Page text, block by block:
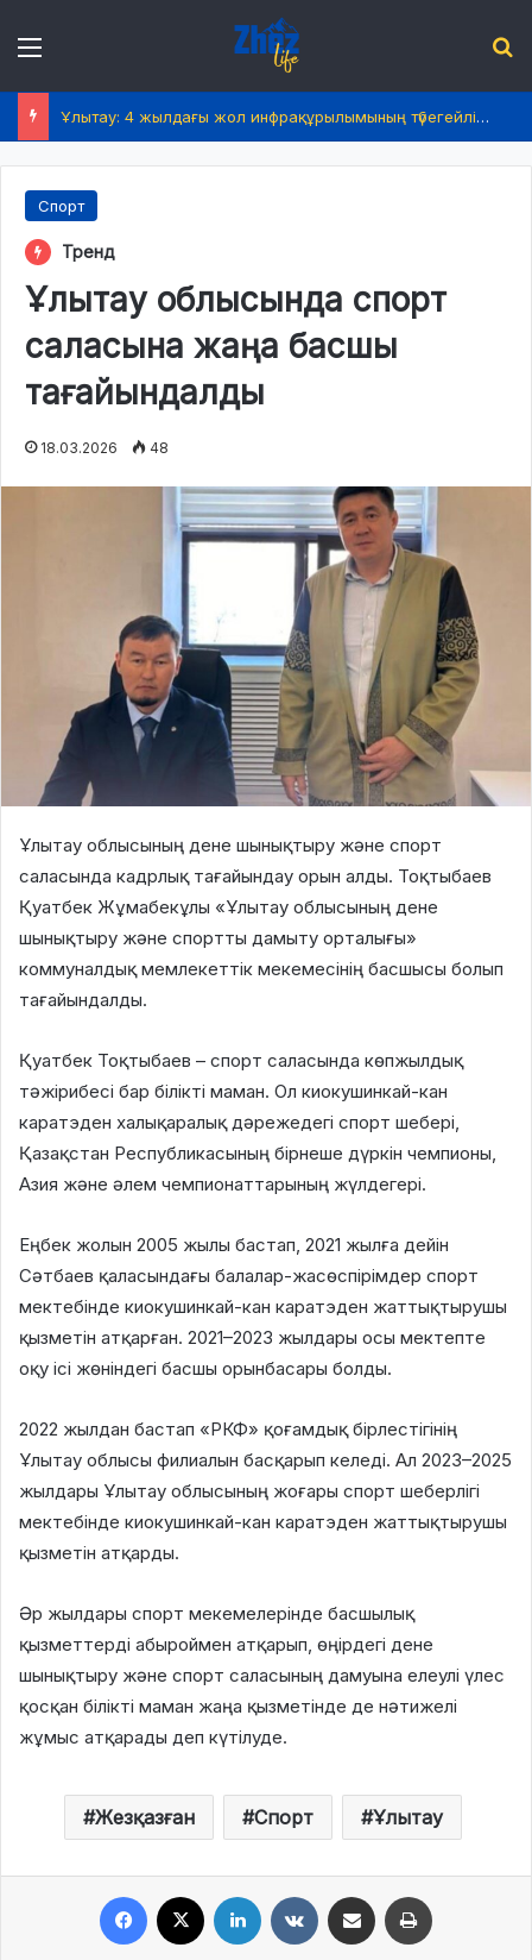
Ұлытау: 4 жылдағы жол инфрақұрылымының түбегейлі жаңаруы
Спорт
Тренд
Ұлытау облысында спорт
саласына жаңа басшы
тағайындалды
18.03.2026 48
Ұлытау облысының дене шынықтыру және спорт
саласында кадрлық тағайындау орын алды. Тоқтыбаев
Қуатбек Жұмабекұлы «Ұлытау облысының дене
шынықтыру және спортты дамыту орталығы»
коммуналдық мемлекеттік мекемесінің басшысы болып
тағайындалды.
Қуатбек Тоқтыбаев – спорт саласында көпжылдық
тәжірибесі бар білікті маман. Ол киокушинкай-кан
каратэден халықаралық дәрежедегі спорт шебері,
Қазақстан Республикасының бірнеше дүркін чемпионы,
Азия және әлем чемпионаттарының жүлдегері.
Еңбек жолын 2005 жылы бастап, 2021 жылға дейін
Сәтбаев қаласындағы балалар-жасөспірімдер спорт
мектебінде киокушинкай-кан каратэден жаттықтырушы
қызметін атқарған. 2021–2023 жылдары осы мектепте
оқу ісі жөніндегі басшы орынбасары болды.
2022 жылдан бастап «РКФ» қоғамдық бірлестігінің
Ұлытау облысы филиалын басқарып келеді. Ал 2023–2025
жылдары Ұлытау облысының жоғары спорт шеберлігі
мектебінде киокушинкай-кан каратэден жаттықтырушы
қызметін атқарды.
Әр жылдары спорт мекемелерінде басшылық
қызметтерді абыроймен атқарып, өңірдегі дене
шынықтыру және спорт саласының дамуына елеулі үлес
қосқан білікті маман жаңа қызметінде де нәтижелі
жұмыс атқарады деп күтілуде.
Жезқазған Спорт Ұлытау